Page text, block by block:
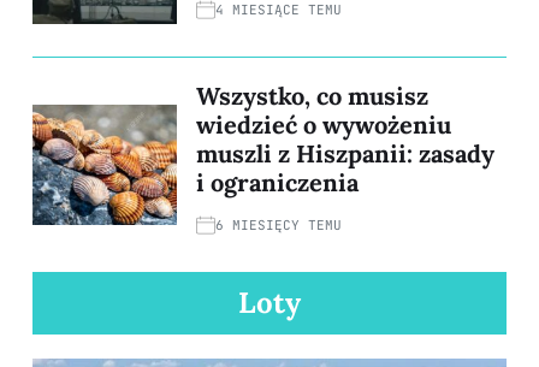
4 MIESIĄCE TEMU
Wszystko, co musisz
wiedzieć o wywożeniu
muszli z Hiszpanii: zasady
i ograniczenia
6 MIESIĘCY TEMU
Loty